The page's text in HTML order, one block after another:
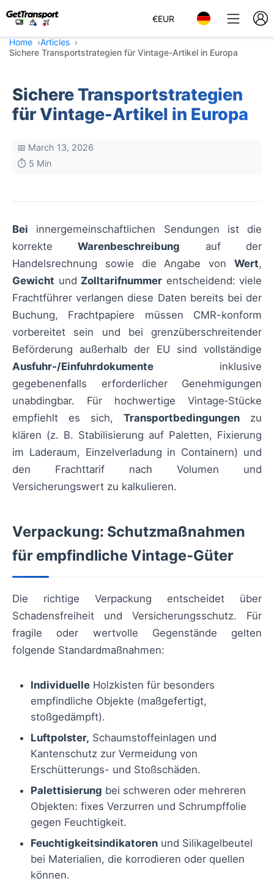
€EUR
Home
Articles
Sichere Transportstrategien für Vintage-Artikel in Europa
Sichere Transportstrategien
für Vintage-Artikel in Europa
📅 March 13, 2026
⏱️ 5 Min
Bei innergemeinschaftlichen Sendungen ist die
korrekteWarenbeschreibung auf der
Handelsrechnung sowie die Angabe von Wert,
Gewicht und Zolltarifnummer entscheidend: viele
Frachtführer verlangen diese Daten bereits bei der
Buchung, Frachtpapiere müssen CMR-konform
vorbereitet sein und bei grenzüberschreitender
Beförderung außerhalb der EU sind vollständige
Ausfuhr‑/Einfuhrdokumente inklusive
gegebenenfalls erforderlicher Genehmigungen
unabdingbar. Für hochwertige Vintage‑Stücke
empfiehlt es sich, Transportbedingungen zu
klären (z. B. Stabilisierung auf Paletten, Fixierung
im Laderaum, Einzelverladung in Containern) und
den Frachttarif nach Volumen und
Versicherungswert zu kalkulieren.
Verpackung: Schutzmaßnahmen
für empfindliche Vintage‑Güter
Die richtige Verpackung entscheidet über
Schadensfreiheit und Versicherungsschutz. Für
fragile oder wertvolle Gegenstände gelten
folgende Standardmaßnahmen:
Individuelle Holzkisten für besonders
empfindliche Objekte (maßgefertigt,
stoßgedämpft).
Luftpolster, Schaumstoffeinlagen und
Kantenschutz zur Vermeidung von
Erschütterungs- und Stoßschäden.
Palettisierung bei schweren oder mehreren
Objekten: fixes Verzurren und Schrumpffolie
gegen Feuchtigkeit.
Feuchtigkeitsindikatoren und Silikagelbeutel
bei Materialien, die korrodieren oder quellen
können.